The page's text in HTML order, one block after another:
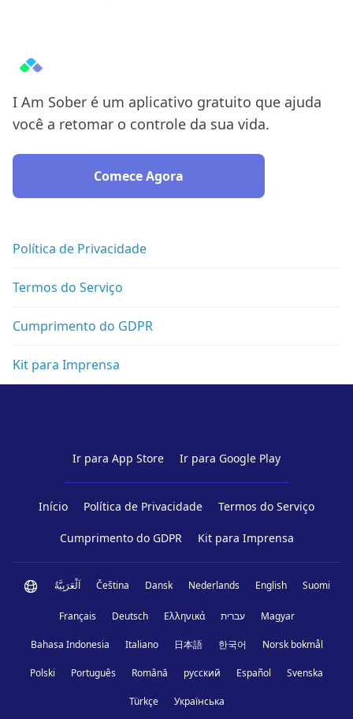
I Am Sober é um aplicativo gratuito que ajuda
você a retomar o controle da sua vida.
Comece Agora
Política de Privacidade
Termos do Serviço
Cumprimento do GDPR
Kit para Imprensa
Ir para App Store Ir para Google Play
Início Política de Privacidade Termos do Serviço
Cumprimento do GDPR Kit para Imprensa
اَلْعَرَبِيَّةُ Čeština Dansk Nederlands English Suomi
Français Deutsch Ελληνικά עברית Magyar
Bahasa Indonesia Italiano 日本語 한국어 Norsk bokmål
Polski Português Română русский Español Svenska
Türkçe Українська